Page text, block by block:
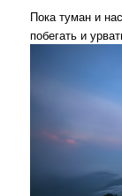
Пока туман и
побегать и